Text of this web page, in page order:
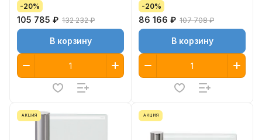
-20%
105 785 ₽ 132 232 ₽
В корзину
-20%
86 166 ₽ 107 708 ₽
В корзину
АКЦИЯ АКЦИЯ